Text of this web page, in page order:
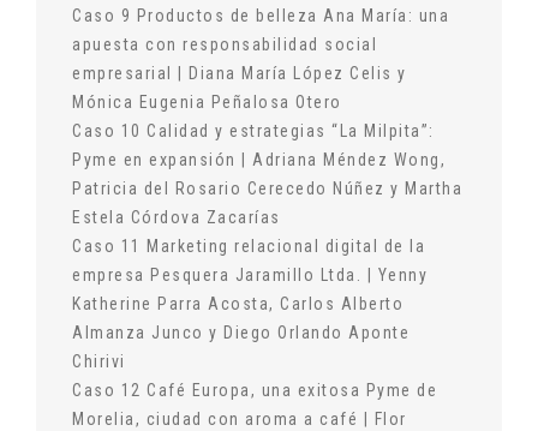
Caso 9 Productos de belleza Ana María: una
apuesta con responsabilidad social
empresarial | Diana María López Celis y
Mónica Eugenia Peñalosa Otero
Caso 10 Calidad y estrategias “La Milpita”:
Pyme en expansión | Adriana Méndez Wong,
Patricia del Rosario Cerecedo Núñez y Martha
Estela Córdova Zacarías
Caso 11 Marketing relacional digital de la
empresa Pesquera Jaramillo Ltda. | Yenny
Katherine Parra Acosta, Carlos Alberto
Almanza Junco y Diego Orlando Aponte
Chirivi
Caso 12 Café Europa, una exitosa Pyme de
Morelia, ciudad con aroma a café | Flor